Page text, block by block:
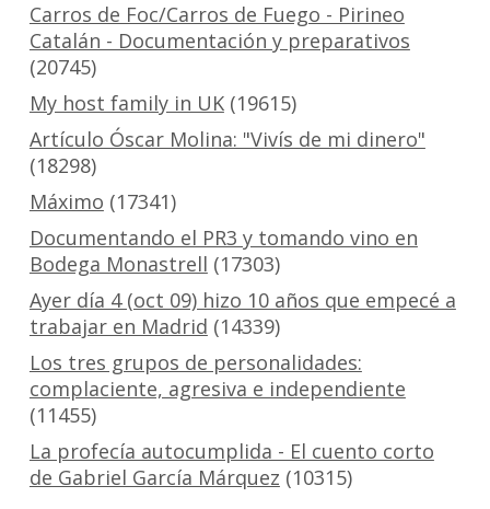
Carros de Foc/Carros de Fuego - Pirineo
Catalán - Documentación y preparativos
(20745)
My host family in UK(19615)
Artículo Óscar Molina: "Vivís de mi dinero"
(18298)
Máximo (17341)
Documentando el PR3 y tomando vino en
Bodega Monastrell (17303)
Ayer día 4 (oct 09) hizo 10 años que empecé a
trabajar en Madrid (14339)
Los tres grupos de personalidades:
complaciente, agresiva e independiente
(11455)
La profecía autocumplida - El cuento corto
de Gabriel García Márquez (10315)